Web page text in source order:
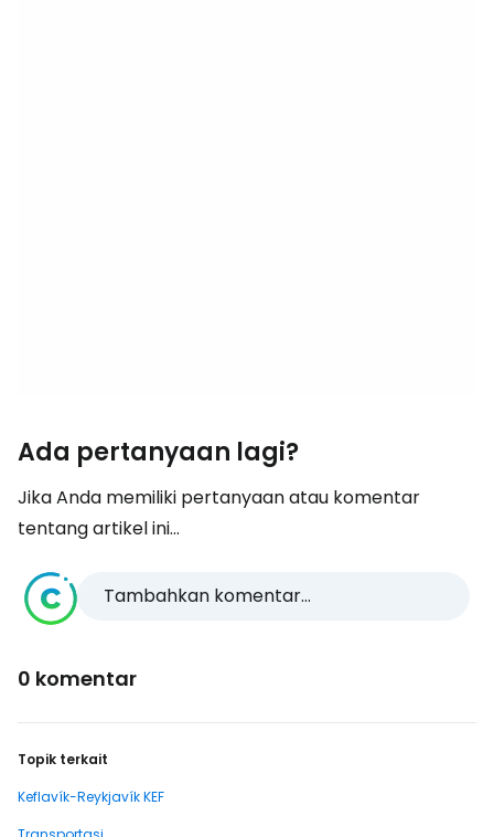
Ada pertanyaan lagi?
Jika Anda memiliki pertanyaan atau komentar
tentang artikel ini...
Tambahkan komentar...
0 komentar
Topik terkait
Keflavík-Reykjavík KEF